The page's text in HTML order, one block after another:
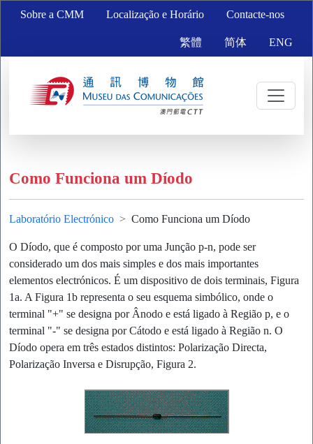
Sobre a CMM Localização e Horário Contacte-nos
繁體 简体 ENG
Como Funciona um Díodo
Laboratório Electrónico Como Funciona um Díodo
O Díodo, que é composto por uma Junção p-n, pode ser
considerado um dos mais simples e dos mais importantes
elementos electrónicos. É um dispositivo de dois terminais, Figura
1a. A Figura 1b representa o seu esquema simbólico, onde o
terminal "+" se designa por Ânodo e está ligado à Região p, e o
terminal "-" se designa por Cátodo e está ligado à Região n. O
Díodo opera em três estados distintos: Polarização Directa,
Polarização Inversa e Disrupção, Figura 2.